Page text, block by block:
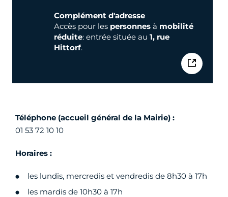
Complément d'adresse
Accès pour les personnes à mobilité
réduite: entrée située au 1, rue
Hittorf.
Téléphone (accueil général de la Mairie) :
01 53 72 10 10
Horaires :
les lundis, mercredis et vendredis de 8h30 à 17h
les mardis de 10h30 à 17h